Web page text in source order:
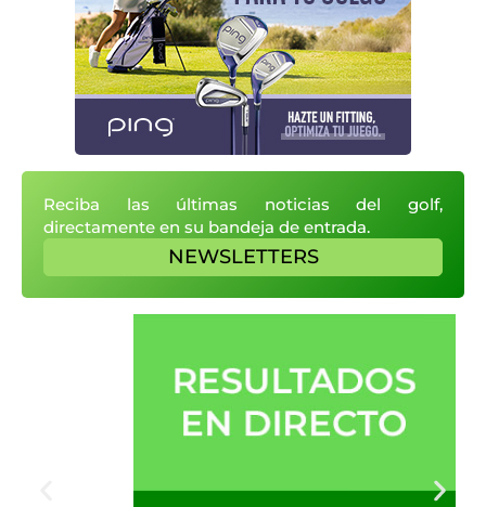
Reciba las últimas noticias del golf,
directamente en su bandeja de entrada.
NEWSLETTERS